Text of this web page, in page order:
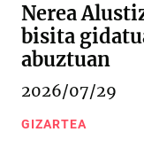
Nerea
bisita
abuztuan
2026/07/29
GIZARTEA